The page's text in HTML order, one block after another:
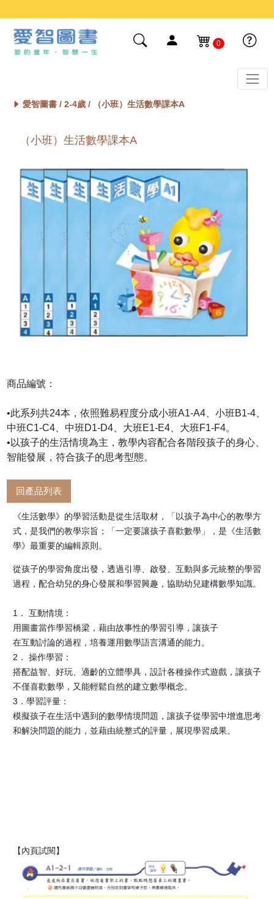
0
愛智圖書 / 2-4歲/ （小班）生活數學課本A
（小班）生活數學課本A
商品編號：
•此系列共24本，依照難易程度分成小班A1-A4、小班B1-4、
中班C1-C4、中班D1-D4、大班E1-E4、大班F1-F4。
•以孩子的生活情境為主，教學內容配合各階段孩子的身心、
智能發展，符合孩子的思考型態。
回產品列表
《生活數學》的學習活動是從生活取材，「以孩子為中心的教學方
式，是我們的教學宗旨；「一定要讓孩子喜歡數學」，是《生活數
學》最重要的編輯原則。
從孩子的學習角度出發，透過引導、啟發、互動與多元統整的學習
過程，配合幼兒的身心發展和學習興趣，協助幼兒建構數學知識。
1． 互動情境：
用圖畫當作學習橋梁，藉由故事性的學習引導，讓孩子
在互動討論的過程，培養運用數學語言溝通的能力。
2． 操作學習：
搭配益智、好玩、適齡的立體學具，設計各種操作式遊戲，讓孩子
不僅喜歡數學，又能輕鬆自然的建立數學概念。
3．學習評量：
模擬孩子在生活中遇到的數學情境問題，讓孩子從學習中增進思考
和解決問題的能力，並藉由統整式的評量，展現學習成果。
【內頁試閱】